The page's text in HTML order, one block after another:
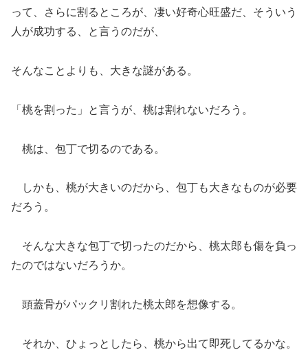
って、さらに割るところが、凄い好奇心旺盛だ、そういう
人が成功する、と言うのだが、
そんなことよりも、大きな謎がある。
「桃を割った」と言うが、桃は割れないだろう。
桃は、包丁で切るのである。
しかも、桃が大きいのだから、包丁も大きなものが必要
だろう。
そんな大きな包丁で切ったのだから、桃太郎も傷を負っ
たのではないだろうか。
頭蓋骨がパックリ割れた桃太郎を想像する。
それか、ひょっとしたら、桃から出て即死してるかな。